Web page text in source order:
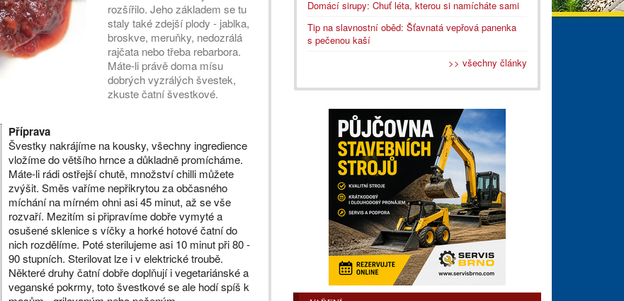
rozšířilo. Jeho základem se tu
staly také zdejší plody - jablka,
broskve, meruňky, nedozrálá
rajčata nebo třeba rebarbora.
Máte-li právě doma mísu
dobrých vyzrálých švestek,
zkuste čatní švestkové.
Příprava
Švestky nakrájíme na kousky, všechny ingredience
vložíme do většího hrnce a důkladně promícháme.
Máte-li rádi ostřejší chutě, množství chilli můžete
zvýšit. Směs vaříme nepřikrytou za občasného
míchání na mírném ohni asi 45 minut, až se vše
rozvaří. Mezitím si připravíme dobře vymyté a
osušené sklenice s víčky a horké hotové čatní do
nich rozdělíme. Poté sterilujeme asi 10 minut při 80 -
90 stupních. Sterilovat lze i v elektrické troubě.
Některé druhy čatní dobře doplňují i vegetariánské a
veganské pokrmy, toto švestkové se ale hodí spíš k
Domácí sirupy: Chuť léta, kterou si namícháte sami
Tip na slavnostní oběd: Šťavnatá vepřová panenka
s pečenou kaší
>> všechny články